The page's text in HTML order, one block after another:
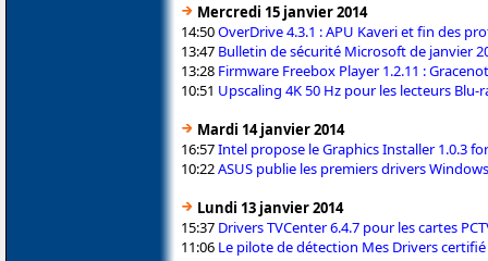
Mercredi 15 janvier 2014
14:50OverDrive 4.3.1 : APU Kaveri et fin des
13:47 Bulletin de sécurité Microsoft de janvier
13:28 Firmware Freebox Player 1.2.11 :
10:51 Upscaling 4K 50 Hz pour les lecteurs Blu-
Mardi 14 janvier 2014
16:57Intel propose le Graphics Installer 1.0.3
10:22ASUS publie les premiers drivers
Lundi 13 janvier 2014
15:37 Drivers TVCenter 6.4.7 pour les cartes
11:06 Le pilote de détection Mes Drivers